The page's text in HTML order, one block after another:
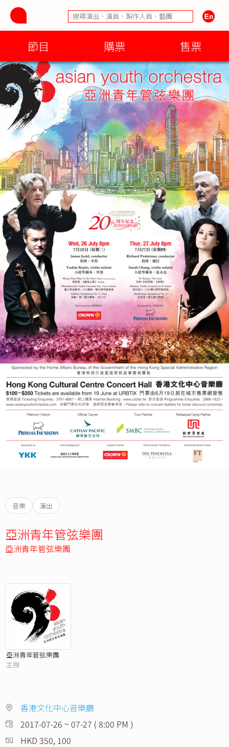
節目 購票 售票
音樂 演出
亞洲青年管弦樂團
亞洲青年管弦樂團
亞洲青年管弦樂團
主辦
香港文化中心音樂廳
2017-07-26 ~ 07-27 ( 8:00 PM )
HKD 350, 100